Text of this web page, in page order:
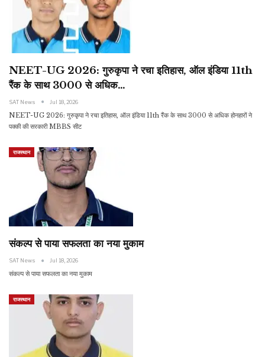
NEET-UG 2026: गुरुकृपा ने रचा इतिहास, ऑल इंडिया 11th
रैंक के साथ 3000 से अधिक…
SAT News Jul 18, 2026
NEET-UG 2026: गुरुकृपा ने रचा इतिहास, ऑल इंडिया 11th रैंक के साथ 3000 से अधिक होनहारों ने
पक्की की सरकारी MBBS सीट
राजस्थान
संकल्प से पाया सफलता का नया मुकाम
SAT News Jul 18, 2026
संकल्प से पाया सफलता का नया मुकाम
राजस्थान